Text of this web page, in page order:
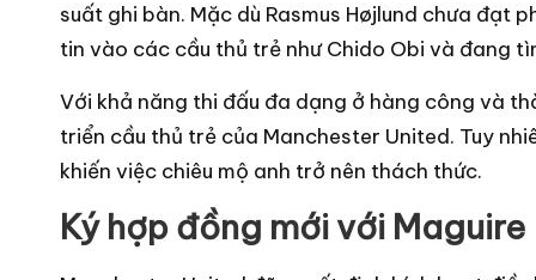
suất ghi bàn. Mặc dù Rasmus Højlund chưa đạt
tin vào các cầu thủ trẻ như Chido Obi và đang
Với khả năng thi đấu đa dạng ở hàng công và
triển cầu thủ trẻ của Manchester United. Tuy
khiến việc chiêu mộ anh trở nên thách thức.
Ký hợp đồng mới với Maguire